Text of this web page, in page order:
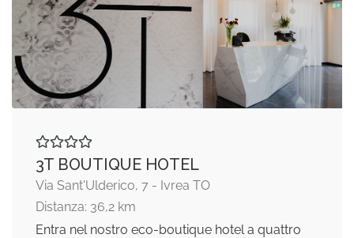
3T BOUTIQUE HOTEL
Via Sant'Ulderico, 7 - Ivrea TO
Distanza: 36,2 km
Entra nel nostro eco-boutique hotel a quattro